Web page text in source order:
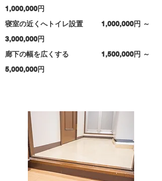
1,000,000円
寝室の近くへトイレ設置 1,000,000円 ～
3,000,000円
​廊下の幅を広くする 1,500,000円 ～
5,000,000円